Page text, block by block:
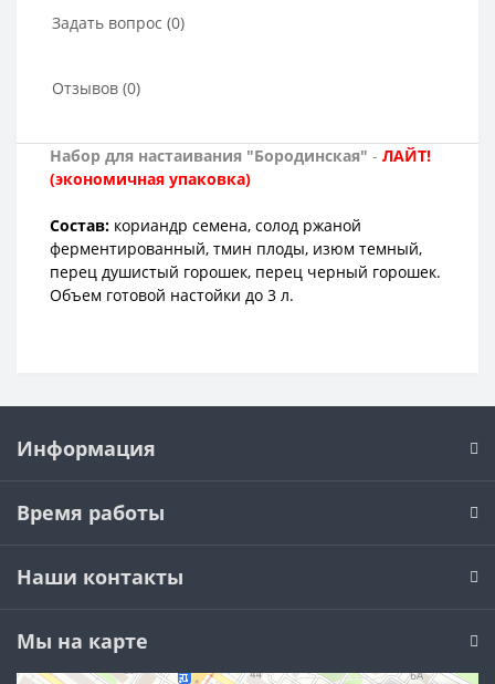
Задать вопрос (0)
Отзывов (0)
Набор для настаивания "Бородинская" - ЛАЙТ!
(экономичная упаковка)
Состав: кориандр семена, солод ржаной
ферментированный, тмин плоды, изюм темный,
перец душистый горошек, перец черный горошек.
Объем готовой настойки до 3 л.
Информация
Время работы
Наши контакты
Мы на карте